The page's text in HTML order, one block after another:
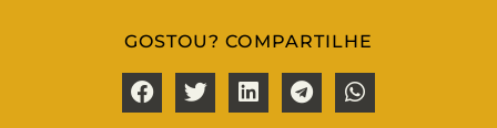
GOSTOU? COMPARTILHE